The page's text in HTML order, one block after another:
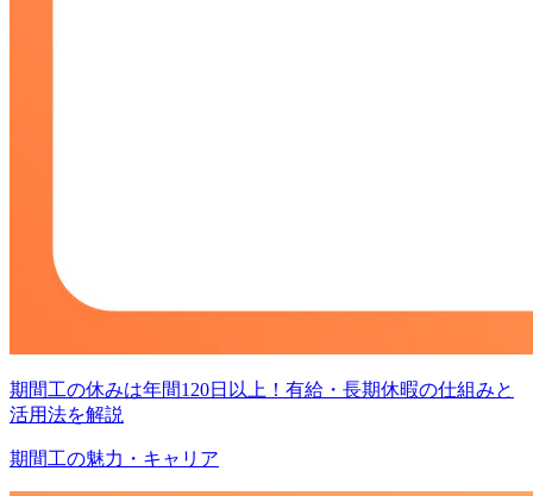
期間工の休みは年間120日以上！有給・長期休暇の仕組みと
活用法を解説
期間工の魅力・キャリア